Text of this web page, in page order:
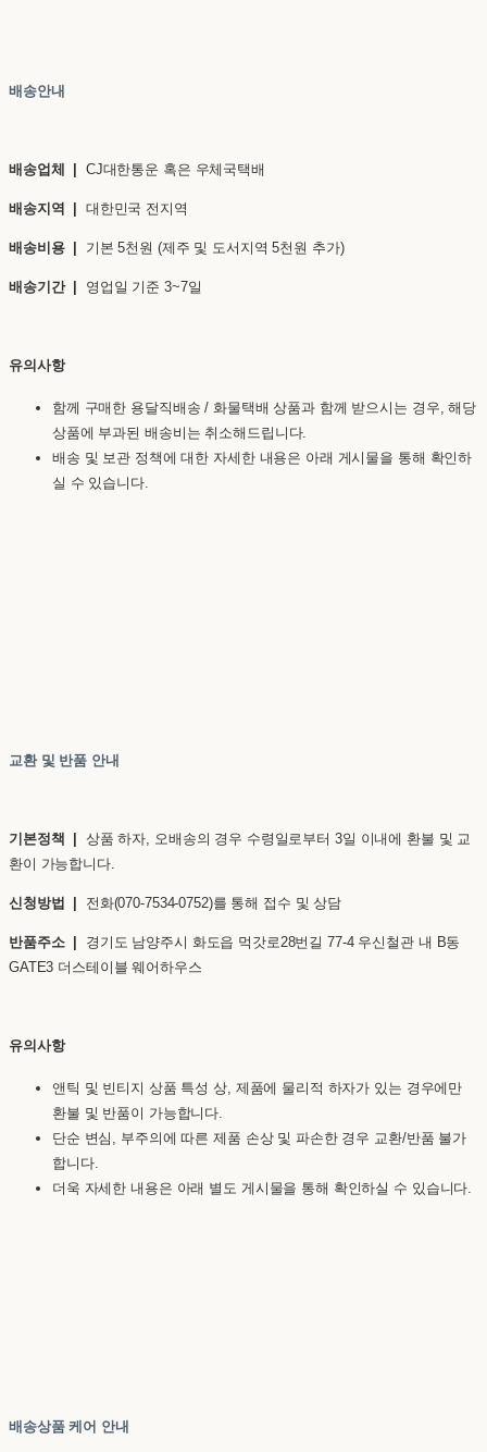
배송안내
배송업체 | CJ대한통운 혹은 우체국택배
배송지역 | 대한민국 전지역
배송비용 | 기본 5천원 (제주 및 도서지역 5천원 추가)
배송기간 | 영업일 기준 3~7일
유의사항
함께 구매한 용달직배송 / 화물택배 상품과 함께 받으시는 경우, 해당
상품에 부과된 배송비는 취소해드립니다.
배송 및 보관 정책에 대한 자세한 내용은 아래 게시물을 통해 확인하
실 수 있습니다.
교환 및 반품 안내
기본정책 | 상품 하자, 오배송의 경우 수령일로부터 3일 이내에 환불 및 교
환이 가능합니다.
신청방법 | 전화(070-7534-0752)를 통해 접수 및 상담
반품주소 | 경기도 남양주시 화도읍 먹갓로28번길 77-4 우신철관 내 B동
GATE3 더스테이블 웨어하우스
유의사항
앤틱 및 빈티지 상품 특성 상, 제품에 물리적 하자가 있는 경우에만
환불 및 반품이 가능합니다.
단순 변심, 부주의에 따른 제품 손상 및 파손한 경우 교환/반품 불가
합니다.
더욱 자세한 내용은 아래 별도 게시물을 통해 확인하실 수 있습니다.
배송상품 케어 안내